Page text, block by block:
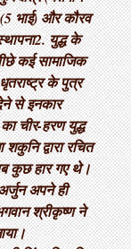
(5 भाई) और कौरव
​2. युद्ध के
कई सामाजिक
के पुत्र
देने से इनकार
चीर-हरण युद्ध
द्वारा रचित
कुछ हार गए थे।
अपने ही
श्रीकृष्ण ने